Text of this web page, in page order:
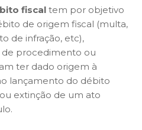
fiscal tem por objetivo
de origem fiscal (multa,
de infração, etc),
de procedimento ou
ter dado origem à
lançamento do débito
extinção de um ato